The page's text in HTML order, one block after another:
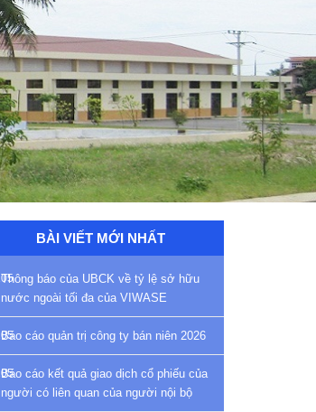
BÀI VIẾT MỚI NHẤT
Thông báo của UBCK về tỷ lệ sở hữu
nước ngoài tối đa của VIWASE
Báo cáo quản trị công ty bán niên 2026
Báo cáo kết quả giao dịch cổ phiếu của
người có liên quan của người nội bộ